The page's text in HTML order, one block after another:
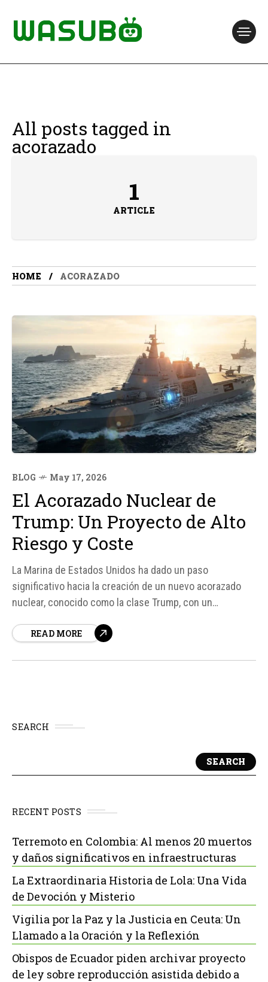
All posts tagged in
acorazado
1
ARTICLE
HOME ACORAZADO
BLOG May 17, 2026
El Acorazado Nuclear de
Trump: Un Proyecto de Alto
Riesgo y Coste
La Marina de Estados Unidos ha dado un paso
significativo hacia la creación de un nuevo acorazado
nuclear, conocido como la clase Trump, con un
por unidad. Este proyecto, que se presenta como el
READ MORE
SEARCH
SEARCH
RECENT POSTS
Terremoto en Colombia: Al menos 20 muertos
y daños significativos en infraestructuras
La Extraordinaria Historia de Lola: Una Vida
de Devoción y Misterio
Vigilia por la Paz y la Justicia en Ceuta: Un
Llamado a la Oración y la Reflexión
Obispos de Ecuador piden archivar proyecto
de ley sobre reproducción asistida debido a